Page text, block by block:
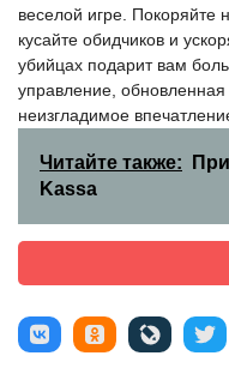
веселой игре.
кусайте обидчиков и
убийцах подарит вам
управление, обновленная
неизгладимое
Читайте также:
Kassa